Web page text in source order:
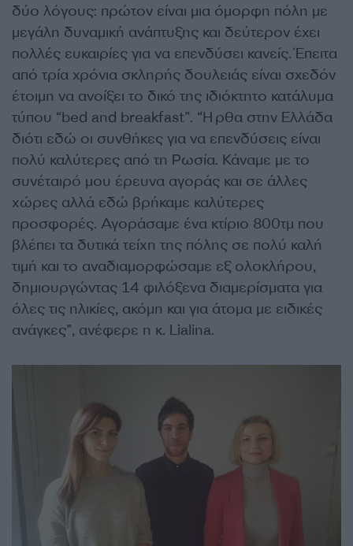
δύο λόγους: πρώτον είναι μια όμορφη πόλη με
μεγάλη δυναμική ανάπτυξης και δεύτερον έχει
πολλές ευκαιρίες για να επενδύσει κανείς. Έπειτα
από τρία χρόνια σκληρής δουλειάς είναι σχεδόν
έτοιμη να ανοίξει το δικό της ιδιόκτητο κατάλυμα
τύπου “bed and breakfast”. “Ήρθα στην Ελλάδα
διότι εδώ οι συνθήκες για να επενδύσεις είναι
πολύ καλύτερες από τη Ρωσία. Κάναμε με το
συνέταιρό μου έρευνα αγοράς και σε άλλες
χώρες αλλά εδώ βρήκαμε καλύτερες
προσφορές. Αγοράσαμε ένα κτίριο 800τμ που
βλέπει τα δυτικά τείχη της πόλης σε πολύ καλή
τιμή και το αναδιαμορφώσαμε εξ ολοκλήρου,
δημιουργώντας 14 φιλόξενα διαμερίσματα για
όλες τις ηλικίες, ακόμη και για άτομα με ειδικές
ανάγκες”, ανέφερε η κ. Lialina.